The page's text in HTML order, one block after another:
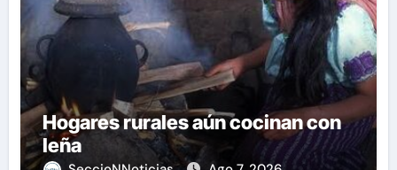
Hogares rurales aún cocinan con
leña